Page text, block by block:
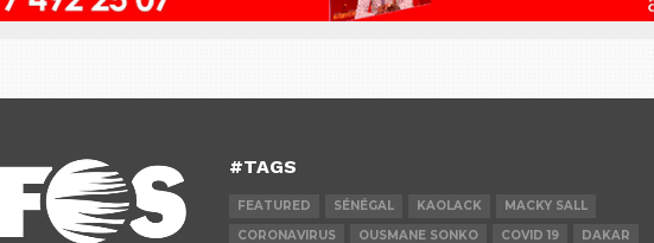
#TAGS
FEATURED SÉNÉGAL KAOLACK
MACKY SALL
CORONAVIRUS
OUSMANE SONKO COVID 19 DAKAR